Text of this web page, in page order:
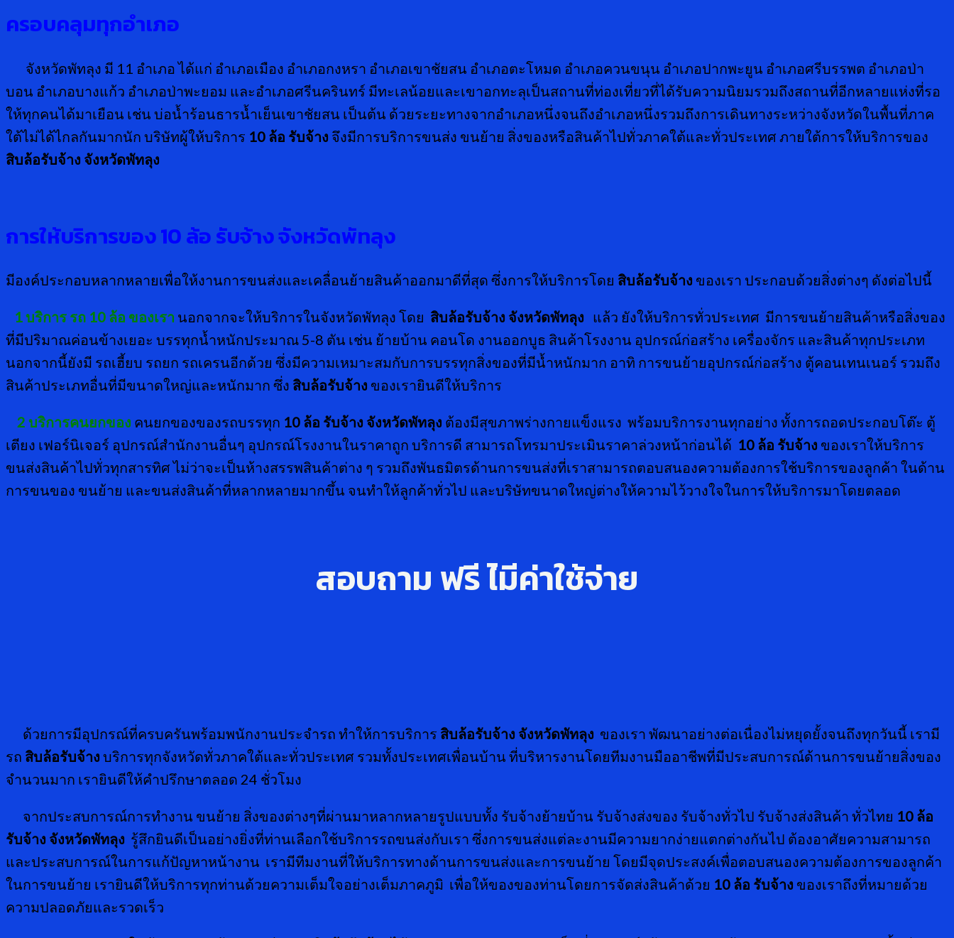
ครอบคลุมทุกอำเภอ
จังหวัดพัทลุง มี 11 อำเภอ ได้แก่ อำเภอเมือง อำเภอกงหรา อำเภอเขาชัยสน อำเภอตะโหมด อำเภอควนขนุน อำเภอปากพะยูน อำเภอศรีบรรพต อำเภอป่า
บอน อำเภอบางแก้ว อำเภอป่าพะยอม และอำเภอศรีนครินทร์ มีทะเลน้อยและเขาอกทะลุเป็นสถานที่ท่องเที่ยวที่ได้รับความนิยมรวมถึงสถานที่อีกหลายแห่งที่รอ
ให้ทุกคนได้มาเยือน เช่น บ่อน้ำร้อนธารน้ำเย็นเขาชัยสน เป็นต้น ด้วยระยะทางจากอำเภอหนึ่งจนถึงอำเภอหนึ่งรวมถึงการเดินทางระหว่างจังหวัดในพื้นที่ภาค
ใต้ไม่ได้ไกลกันมากนัก บริษัทผู้ให้บริการ 10 ล้อ รับจ้าง จึงมีการบริการขนส่ง ขนย้าย สิ่งของหรือสินค้าไปทั่วภาคใต้และทั่วประเทศ ภายใต้การให้บริการของ
สิบล้อรับจ้าง จังหวัดพัทลุง
การให้บริการของ 10 ล้อ รับจ้าง จังหวัดพัทลุง
มีองค์ประกอบหลากหลายเพื่อให้งานการขนส่งและเคลื่อนย้ายสินค้าออกมาดีที่สุด ซึ่งการให้บริการโดย สิบล้อรับจ้าง ของเรา ประกอบด้วยสิ่งต่างๆ ดังต่อไปนี้
1 บริการ รถ 10 ล้อ ของเรา นอกจากจะให้บริการในจังหวัดพัทลุง โดย สิบล้อรับจ้าง จังหวัดพัทลุง แล้ว ยังให้บริการทั่วประเทศ มีการขนย้ายสินค้าหรือสิ่งของ
ที่มีปริมาณค่อนข้างเยอะ บรรทุกน้ำหนักประมาณ 5-8 ตัน เช่น ย้ายบ้าน คอนโด งานออกบูธ สินค้าโรงงาน อุปกรณ์ก่อสร้าง เครื่องจักร และสินค้าทุกประเภท
นอกจากนี้ยังมี รถเฮี้ยบ รถยก รถเครนอีกด้วย ซึ่งมีความเหมาะสมกับการบรรทุกสิ่งของที่มีน้ำหนักมาก อาทิ การขนย้ายอุปกรณ์ก่อสร้าง ตู้คอนเทนเนอร์ รวมถึง
สินค้าประเภทอื่นที่มีขนาดใหญ่และหนักมาก ซึ่ง สิบล้อรับจ้าง ของเรายินดีให้บริการ
2 บริการคนยกของ คนยกของของรถบรรทุก 10 ล้อ รับจ้าง จังหวัดพัทลุง ต้องมีสุขภาพร่างกายแข็งแรง พร้อมบริการงานทุกอย่าง ทั้งการถอดประกอบโต๊ะ ตู้
เตียง เฟอร์นิเจอร์ อุปกรณ์สำนักงานอื่นๆ อุปกรณ์โรงงานในราคาถูก บริการดี สามารถโทรมาประเมินราคาล่วงหน้าก่อนได้ 10 ล้อ รับจ้าง ของเราให้บริการ
ขนส่งสินค้าไปทั่วทุกสารทิศ ไม่ว่าจะเป็นห้างสรรพสินค้าต่าง ๆ รวมถึงพันธมิตรด้านการขนส่งที่เราสามารถตอบสนองความต้องการใช้บริการของลูกค้า ในด้าน
การขนของ ขนย้าย และขนส่งสินค้าที่หลากหลายมากขึ้น จนทำให้ลูกค้าทั่วไป และบริษัทขนาดใหญ่ต่างให้ความไว้วางใจในการให้บริการมาโดยตลอด
สอบถาม ฟรี ไ่มีค่าใช้จ่าย
ด้วยการมีอุปกรณ์ที่ครบครันพร้อมพนักงานประจำรถ ทำให้การบริการ สิบล้อรับจ้าง จังหวัดพัทลุง ของเรา พัฒนาอย่างต่อเนื่องไม่หยุดยั้งจนถึงทุกวันนี้ เรามี
รถ สิบล้อรับจ้าง บริการทุกจังหวัดทั่วภาคใต้และทั่วประเทศ รวมทั้งประเทศเพื่อนบ้าน ที่บริหารงานโดยทีมงานมืออาชีพที่มีประสบการณ์ด้านการขนย้ายสิ่งของ
จำนวนมาก เรายินดีให้คำปรึกษาตลอด 24 ชั่วโมง
จากประสบการณ์การทำงาน ขนย้าย สิ่งของต่างๆที่ผ่านมาหลากหลายรูปแบบทั้ง รับจ้างย้ายบ้าน รับจ้างส่งของ รับจ้างทั่วไป รับจ้างส่งสินค้า ทั่วไทย 10 ล้อ
รับจ้าง จังหวัดพัทลุง รู้สึกยินดีเป็นอย่างยิ่งที่ท่านเลือกใช้บริการรถขนส่งกับเรา ซึ่งการขนส่งแต่ละงานมีความยากง่ายแตกต่างกันไป ต้องอาศัยความสามารถ
และประสบการณ์ในการแก้ปัญหาหน้างาน เรามีทีมงานที่ให้บริการทางด้านการขนส่งและการขนย้าย โดยมีจุดประสงค์เพื่อตอบสนองความต้องการของลูกค้า
ในการขนย้าย เรายินดีให้บริการทุกท่านด้วยความเต็มใจอย่างเต็มภาคภูมิ เพื่อให้ของของท่านโดยการจัดส่งสินค้าด้วย 10 ล้อ รับจ้าง ของเราถึงที่หมายด้วย
ความปลอดภัยและรวดเร็ว